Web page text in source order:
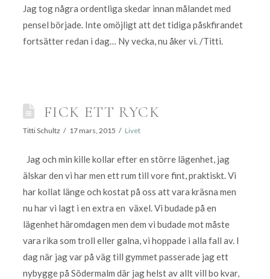
Jag tog några ordentliga skedar innan målandet med
pensel började. Inte omöjligt att det tidiga påskfirandet
fortsätter redan i dag… Ny vecka, nu åker vi. /Titti.
FICK ETT RYCK
Titti Schultz 17 mars, 2015 Livet
Jag och min kille kollar efter en större lägenhet, jag
älskar den vi har men ett rum till vore fint, praktiskt. Vi
har kollat länge och kostat på oss att vara kräsna men
nu har vi lagt i en extra en växel. Vi budade på en
lägenhet häromdagen men dem vi budade mot måste
vara rika som troll eller galna, vi hoppade i alla fall av. I
dag när jag var på väg till gymmet passerade jag ett
nybygge på Södermalm där jag helst av allt vill bo kvar,